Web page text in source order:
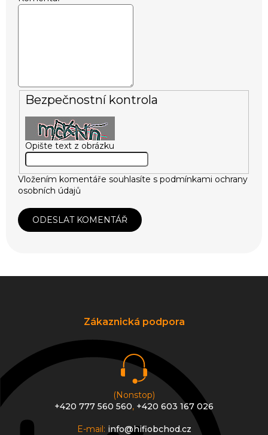
Bezpečnostní kontrola
Opište text z obrázku
Vložením komentáře souhlasíte s podmínkami ochrany
osobních údajů
ODESLAT KOMENTÁŘ
Zákaznická podpora
(Nonstop)
+420 777 560 560, +420 603 167 026
E-mail: info@hifiobchod.cz